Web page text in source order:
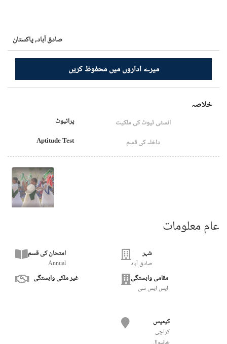
صادق آباد,پاکستان
میرے اداروں میں محفوظ کریں
خلاصہ
انسٹی ٹیوٹ کی ملکیت
پرائیوٹ
داخلہ کی قسم
Aptitude Test
عام معلومات
شہر
صادق آباد
امتحان کی قسم
Annual
مقامی وابستگی
ایس ایس سی
غیر ملکی وابستگی
کیمپس
کراچی